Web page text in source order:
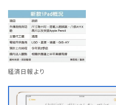
経済日報より